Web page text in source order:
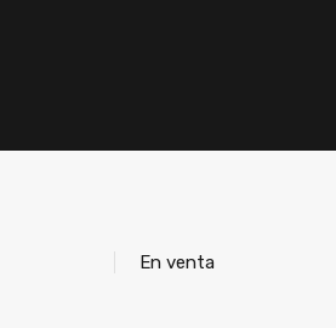
En venta